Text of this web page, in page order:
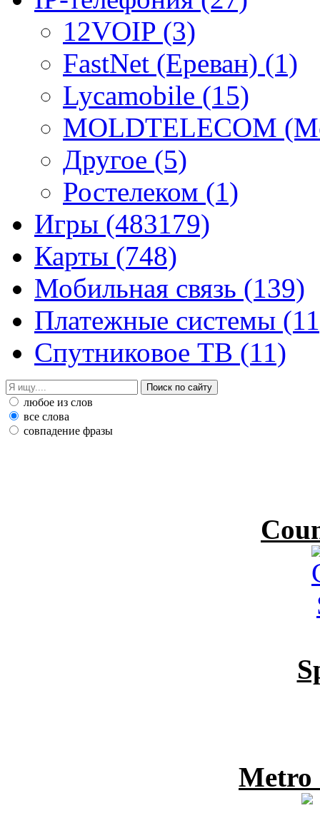
12VOIP (3)
FastNet (Ереван) (1)
Lycamobile (15)
MOLDTELECOM
Другое (5)
Ростелеком (1)
Игры (483179)
Карты (748)
Мобильная связь (139)
Платежные системы
Спутниковое ТВ (11)
любое из слов
все слова
совпадение фразы
Metro